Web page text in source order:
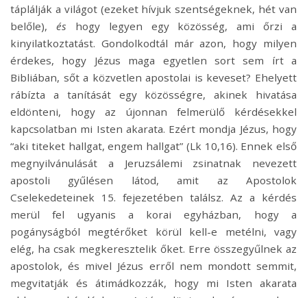
táplálják a világot (ezeket hívjuk szentségeknek, hét van
belőle), és hogy legyen egy közösség, ami őrzi a
kinyilatkoztatást. Gondolkodtál már azon, hogy milyen
érdekes, hogy Jézus maga egyetlen sort sem írt a
Bibliában, sőt a közvetlen apostolai is keveset? Ehelyett
rábízta a tanítását egy közösségre, akinek hivatása
eldönteni, hogy az újonnan felmerülő kérdésekkel
kapcsolatban mi Isten akarata. Ezért mondja Jézus, hogy
“aki titeket hallgat, engem hallgat” (Lk 10,16). Ennek első
megnyilvánulását a Jeruzsálemi zsinatnak nevezett
apostoli gyűlésen látod, amit az Apostolok
Cselekedeteinek 15. fejezetében találsz. Az a kérdés
merül fel ugyanis a korai egyházban, hogy a
pogányságból megtérőket körül kell-e metélni, vagy
elég, ha csak megkeresztelik őket. Erre összegyűlnek az
apostolok, és mivel Jézus erről nem mondott semmit,
megvitatják és átimádkozzák, hogy mi Isten akarata